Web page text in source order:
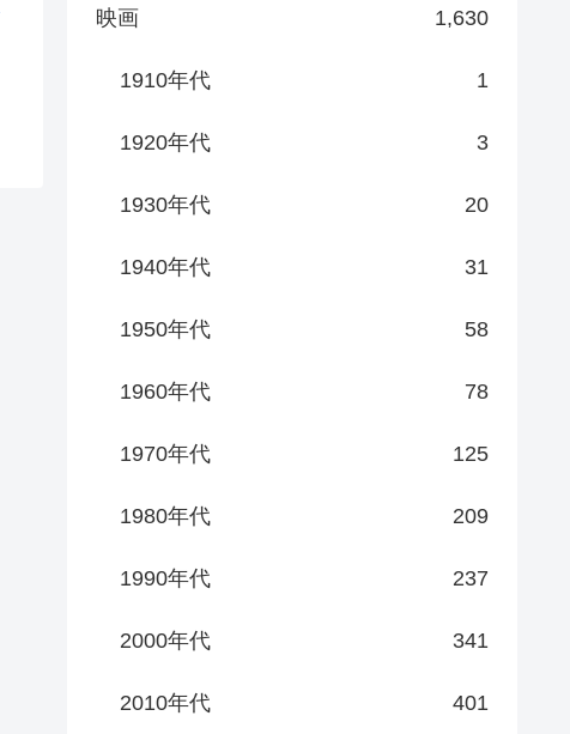
映画 1,630
1910年代 1
1920年代 3
1930年代 20
1940年代 31
1950年代 58
1960年代 78
1970年代 125
1980年代 209
1990年代 237
2000年代 341
2010年代 401